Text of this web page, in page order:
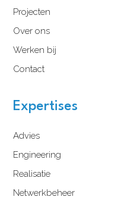
Projecten
Over ons
Werken bij
Contact
Expertises
Advies
Engineering
Realisatie
Netwerkbeheer